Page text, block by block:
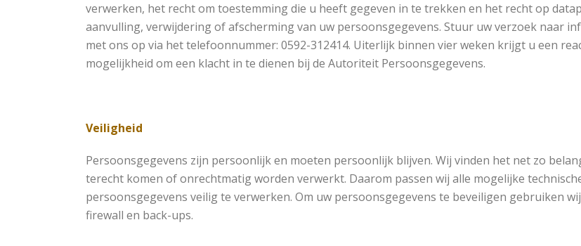
verwerken, het recht om toestemming die u heeft gegeven in te trekken en het recht op
aanvulling, verwijdering of afscherming van uw persoonsgegevens. Stuur uw verzoek naar
met ons op via het telefoonnummer: 0592-312414. Uiterlijk binnen vier weken krijgt u een
mogelijkheid om een klacht in te dienen bij de Autoriteit Persoonsgegevens.
Veiligheid
Persoonsgegevens zijn persoonlijk en moeten persoonlijk blijven. Wij vinden het net zo
terecht komen of onrechtmatig worden verwerkt. Daarom passen wij alle mogelijke
persoonsgegevens veilig te verwerken. Om uw persoonsgegevens te beveiligen gebruiken
firewall en back-ups.